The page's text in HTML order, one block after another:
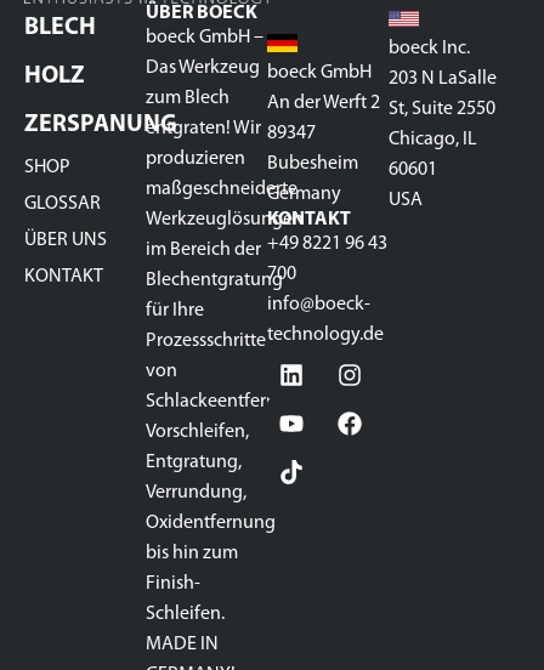
BLECH
HOLZ
ZERSPANUNG
SHOP
GLOSSAR
ÜBER UNS
KONTAKT
ÜBER BOECK
boeck GmbH –
Das Werkzeug
zum Blech
entgraten! Wir
produzieren
maßgeschneiderte
Werkzeuglösungen
im Bereich der
Blechentgratung
für Ihre
Prozessschritte
von
Schlackeentfernung,
Vorschleifen,
Entgratung,
Verrundung,
Oxidentfernung
bis hin zum
Finish-
Schleifen.
MADE IN
boeck GmbH
An der Werft 2
89347
Bubesheim
Germany
KONTAKT
+49 8221 96 43
700
info@boeck-
technology.de
boeck Inc.
203 N LaSalle
St, Suite 2550
Chicago, IL
60601
USA